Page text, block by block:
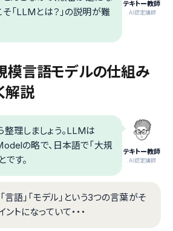
テキトー教師
.AI認定講師
そ「LLMとは？」の説明が難
模言語モデルの仕組み
解説
テキトー教師
.AI認定講師
理しましょう。LLMは
の略で、日本語で「大規
です。
言語」「モデル」という3つの言葉がそ
トになっていて・・・